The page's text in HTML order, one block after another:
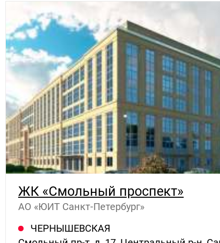
ЖК «Смольный проспект»
АО «ЮИТ Санкт-Петербург»
ЧЕРНЫШЕВСКАЯ